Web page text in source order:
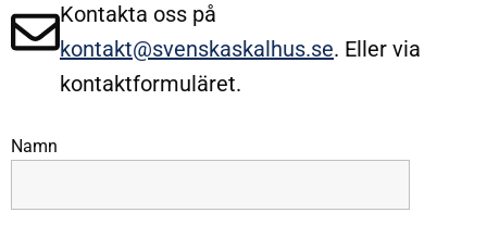
Kontakta oss på
kontakt@svenskaskalhus.se. Eller via
kontaktformuläret.
Namn